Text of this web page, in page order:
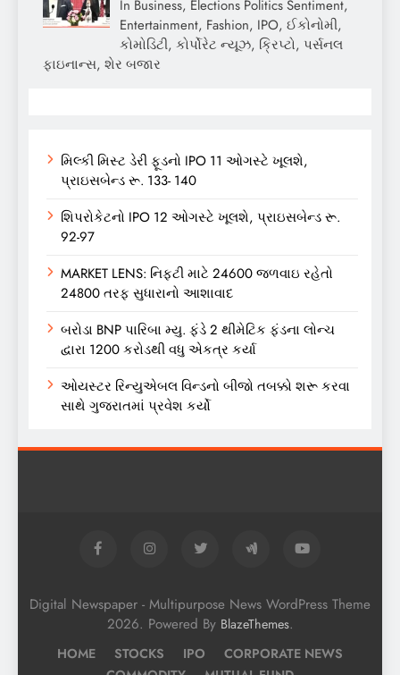
In Business, Elections Politics Sentiment,
Entertainment, Fashion, IPO, ઈકોનોમી,
કોમોડિટી, કોર્પોરેટ ન્યૂઝ, ક્રિપ્ટો, પર્સનલ
ફાઇનાન્સ, શેર બજાર
મિલ્કી મિસ્ટ ડેરી ફૂડનો IPO 11 ઓગસ્ટે ખૂલશે,
પ્રાઇસબેન્ડ રૂ. 133- 140
શિપરોકેટનો IPO 12 ઓગસ્ટે ખૂલશે, પ્રાઇસબેન્ડ રૂ.
92-97
MARKET LENS: નિફ્ટી માટે 24600 જળવાઇ રહેતો
24800 તરફ સુધારાનો આશાવાદ
બરોડા BNP પારિબા મ્યુ. ફંડે 2 થીમેટિક ફંડના લોન્ચ
દ્વારા 1200 કરોડથી વધુ એકત્ર કર્યા
ઓયસ્ટર રિન્યુએબલ વિન્ડનો બીજો તબક્કો શરૂ કરવા
સાથે ગુજરાતમાં પ્રવેશ કર્યો
Digital Newspaper - Multipurpose News WordPress Theme
2026. Powered By BlazeThemes.
HOME STOCKS IPO
CORPORATE NEWS